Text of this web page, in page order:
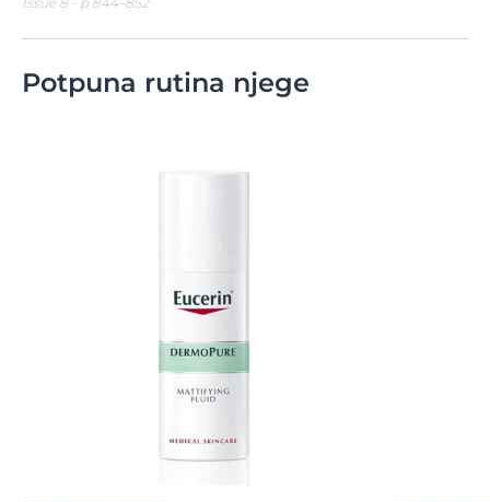
Potpuna rutina njege